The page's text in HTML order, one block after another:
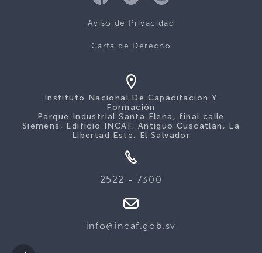
Aviso de Privacidad
Carta de Derecho
Instituto Nacional De Capacitación Y
Formación
Parque Industrial Santa Elena, final calle
Siemens, Edificio INCAF. Antiguo Cuscatlán, La
Libertad Este, El Salvador
2522 - 7300
info@incaf.gob.sv